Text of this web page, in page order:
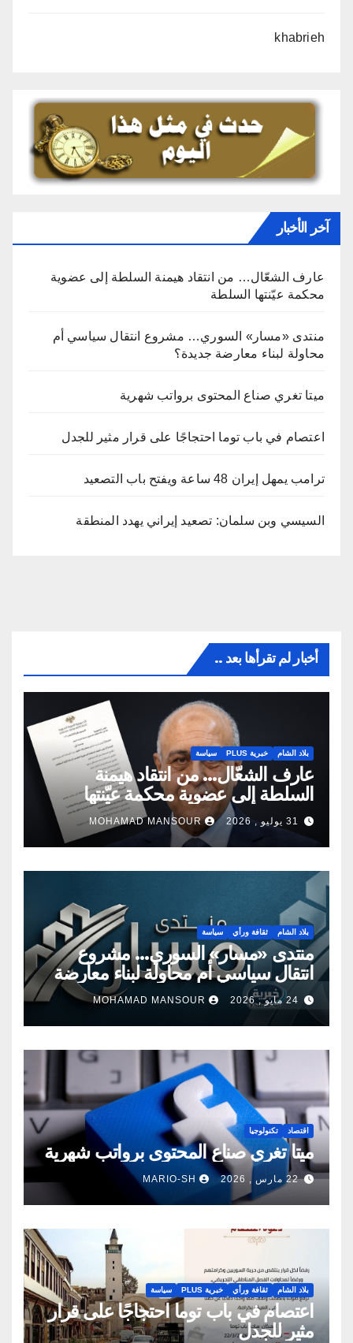
khabrieh
آخر الأخبار
عارف الشعّال… من انتقاد هيمنة السلطة إلى عضوية
محكمة عيّنتها السلطة
منتدى «مسار» السوري… مشروع انتقال سياسي أم
محاولة لبناء معارضة جديدة؟
ميتا تغري صناع المحتوى برواتب شهرية
اعتصام في باب توما احتجاجًا على قرار مثير للجدل
ترامب يمهل إيران 48 ساعة ويفتح باب التصعيد
السيسي وبن سلمان: تصعيد إيراني يهدد المنطقة
أخبار لم تقرأها بعد ..
بلاد الشام خبرية PLUS سياسة
عارف الشعّال… من انتقاد هيمنة
السلطة إلى عضوية محكمة عيّنتها
السلطة
31 يوليو , 2026 MOHAMAD MANSOUR
بلاد الشام ثقافة ورأي سياسة
منتدى «مسار» السوري… مشروع
انتقال سياسي أم محاولة لبناء معارضة
جديدة؟
24 مايو , 2026 MOHAMAD MANSOUR
اقتصاد تكنولوجيا
ميتا تغري صناع المحتوى برواتب شهرية
22 مارس , 2026 MARIO-SH
بلاد الشام ثقافة ورأي خبرية PLUS سياسة
اعتصام في باب توما احتجاجًا على قرار
مثير للجدل